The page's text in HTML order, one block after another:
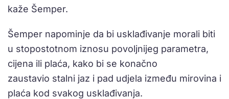
kaže Šemper.
Šemper napominje da bi usklađivanje morali biti
u stopostotnom iznosu povoljnijeg parametra,
cijena ili plaća, kako bi se konačno
zaustavio stalni jaz i pad udjela između mirovina i
plaća kod svakog usklađivanja.